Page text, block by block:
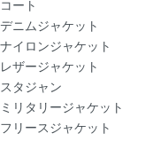
コート
デニムジャケット
ナイロンジャケット
レザージャケット
スタジャン
ミリタリージャケット
フリースジャケット